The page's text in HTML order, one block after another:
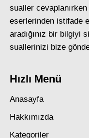
sualler
eserlerinden istifade
aradığınız bir bilgiyi
suallerinizi bize
Hızlı Menü
Anasayfa
Hakkımızda
Kategoriler